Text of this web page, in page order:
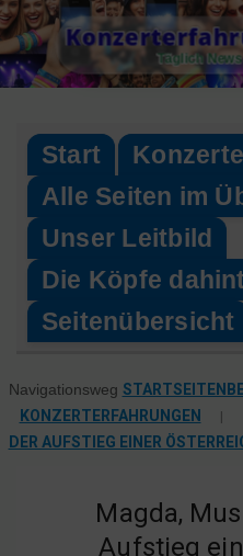
Skip
to
content
Täglich
Start
Alle Seiten im
Unser Leitbild
Die Köpfe
Seitenübersicht
Navigationsweg
KONZERTERFAHRUNGEN
|
DER AUFSTIEG EINER
Magda,
Aufstieg